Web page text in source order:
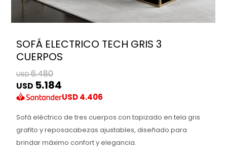
SOFÁ ELECTRICO TECH GRIS 3
CUERPOS
USD6.480
USD 5.184
USD4.406
Sofá eléctrico de tres cuerpos con tapizado en tela gris
grafito y reposacabezas ajustables, diseñado para
brindar máximo confort y elegancia.